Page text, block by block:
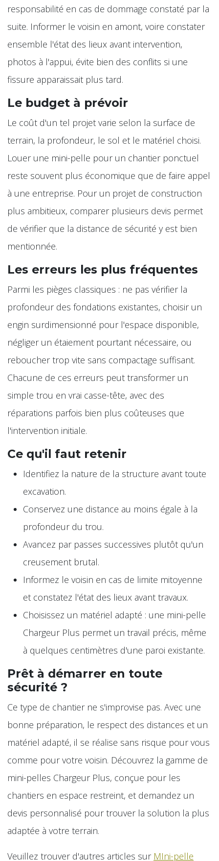
responsabilité en cas de dommage constaté par la
suite. Informer le voisin en amont, voire constater
ensemble l'état des lieux avant intervention,
photos à l'appui, évite bien des conflits si une
fissure apparaissait plus tard.
Le budget à prévoir
Le coût d'un tel projet varie selon la surface de
terrain, la profondeur, le sol et le matériel choisi.
Louer une mini-pelle pour un chantier ponctuel
reste souvent plus économique que de faire appel
à une entreprise. Pour un projet de construction
plus ambitieux, comparer plusieurs devis permet
de vérifier que la distance de sécurité y est bien
mentionnée.
Les erreurs les plus fréquentes
Parmi les pièges classiques : ne pas vérifier la
profondeur des fondations existantes, choisir un
engin surdimensionné pour l'espace disponible,
négliger un étaiement pourtant nécessaire, ou
reboucher trop vite sans compactage suffisant.
Chacune de ces erreurs peut transformer un
simple trou en vrai casse-tête, avec des
réparations parfois bien plus coûteuses que
l'intervention initiale.
Ce qu'il faut retenir
Identifiez la nature de la structure avant toute
excavation.
Conservez une distance au moins égale à la
profondeur du trou.
Avancez par passes successives plutôt qu'un
creusement brutal.
Informez le voisin en cas de limite mitoyenne
et constatez l'état des lieux avant travaux.
Choisissez un matériel adapté : une mini-pelle
Chargeur Plus permet un travail précis, même
à quelques centimètres d'une paroi existante.
Prêt à démarrer en toute
sécurité ?
Ce type de chantier ne s'improvise pas. Avec une
bonne préparation, le respect des distances et un
matériel adapté, il se réalise sans risque pour vous
comme pour votre voisin. Découvrez la gamme de
mini-pelles Chargeur Plus, conçue pour les
chantiers en espace restreint, et demandez un
devis personnalisé pour trouver la solution la plus
adaptée à votre terrain.
Veuillez trouver d'autres articles sur MIni-pelle